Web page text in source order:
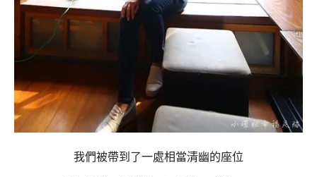
我們被帶到了一處相當清幽的座位